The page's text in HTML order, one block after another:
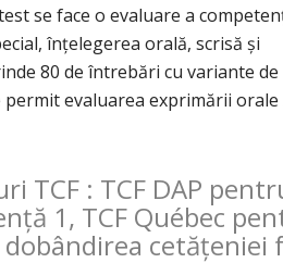
se face o evaluare a
înțelegerea orală, scrisă și
80 de întrebări cu variante de
evaluarea exprimării orale
TCF : TCF DAP
1, TCF Québec
dobândirea cetățeniei